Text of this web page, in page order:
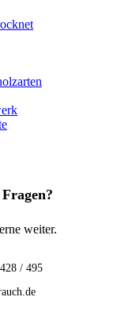
weiter.
/ 495